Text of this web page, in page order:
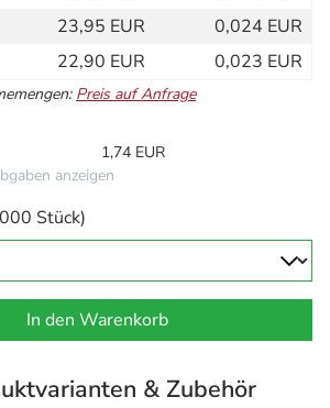
23,95 EUR
0,024 EUR
22,90 EUR 0,023 EUR
Preis auf Anfrage
1,74 EUR
anzeigen
Stück)
In den Warenkorb
& Zubehör